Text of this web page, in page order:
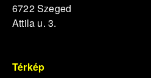
6722 Szeged
Attila u. 3.
Térkép